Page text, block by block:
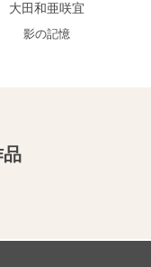
大田和亜咲宜
影の記憶
品